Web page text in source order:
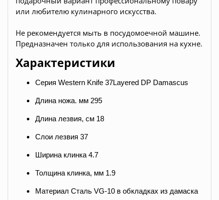
или любителю кулинарного искусства.
Не рекомендуется мыть в посудомоечной машине.
Предназначен только для использования на кухне.
Характеристики
Серия Western Knife 37Layered DP Damascus
Длина ножа. мм 295
Длина лезвия, см 18
Слои лезвия 37
Ширина клинка 4.7
Толщина клинка, мм 1.9
Материал Сталь VG-10 в обкладках из дамаска